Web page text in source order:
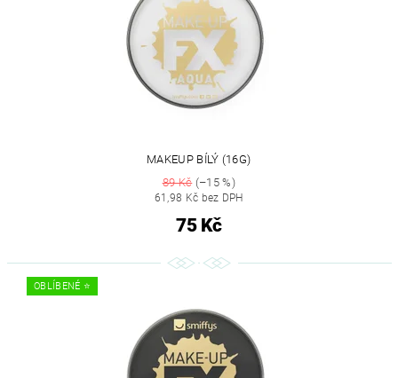
MAKEUP BÍLÝ (16G)
89 Kč(–15 %)
61,98 Kč bez DPH
75 Kč
OBLÍBENÉ ⭐️